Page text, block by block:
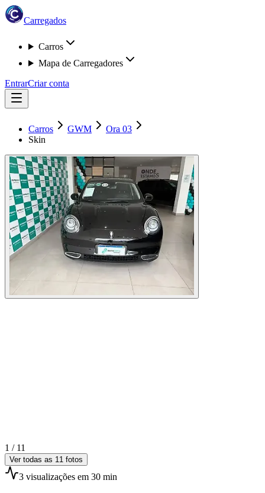
Carregados
Carros
Mapa de Carregadores
EntrarCriar conta
Carros GWM
Ora 03
Skin
1 / 11
Ver todas as 11 fotos
3 visualizações em 30 min